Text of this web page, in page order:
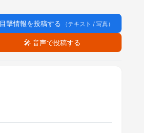
目撃情報を投稿する （テキスト / 写真）
🎤 音声で投稿する